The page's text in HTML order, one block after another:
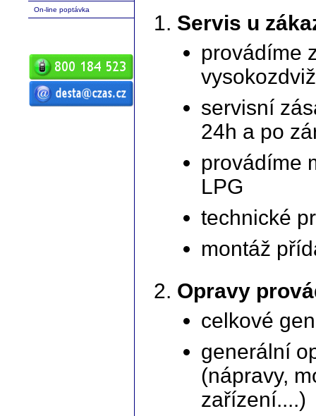
On-line poptávka
Servis u
provádíme
servisní
24h a po
provádíme
LPG
technické
montáž
Opravy
celkové
generální
(nápravy,
zařízení....)